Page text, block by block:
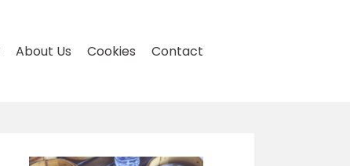
About Us Cookies Contact